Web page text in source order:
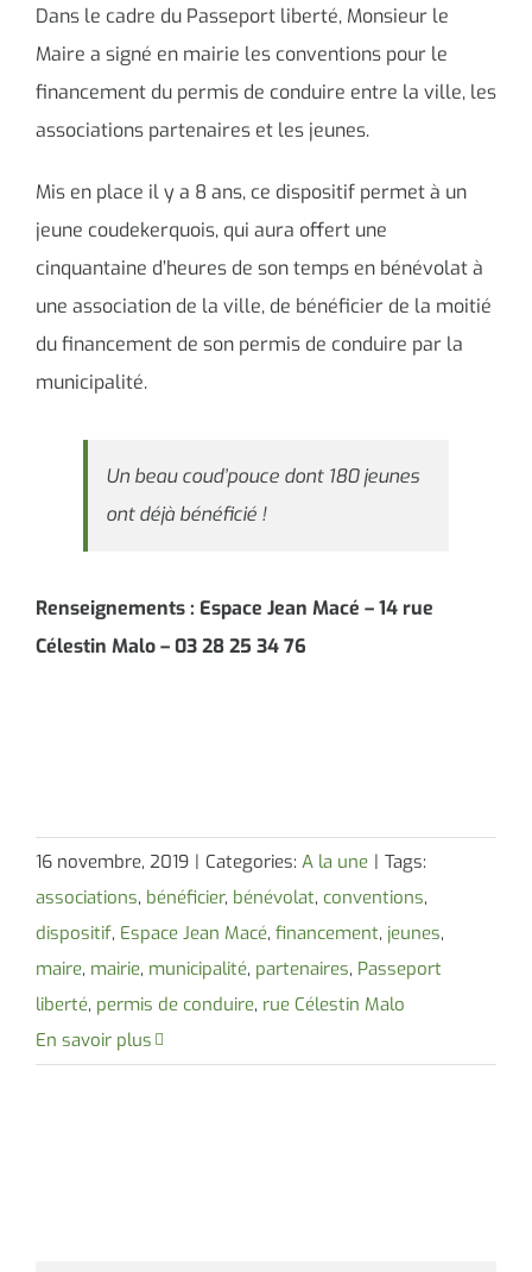
Dans le cadre du Passeport liberté, Monsieur le
Maire a signé en mairie les conventions pour le
financement du permis de conduire entre la ville, les
associations partenaires et les jeunes.
Mis en place il y a 8 ans, ce dispositif permet à un
jeune coudekerquois, qui aura offert une
cinquantaine d’heures de son temps en bénévolat à
une association de la ville, de bénéficier de la moitié
du financement de son permis de conduire par la
municipalité.
Un beau coud’pouce dont 180 jeunes
ont déjà bénéficié !
Renseignements : Espace Jean Macé – 14 rue
Célestin Malo – 03 28 25 34 76
16 novembre, 2019 | Categories: A la une | Tags:
associations, bénéficier, bénévolat, conventions,
dispositif, Espace Jean Macé, financement, jeunes,
maire, mairie, municipalité, partenaires, Passeport
liberté, permis de conduire, rue Célestin Malo
En savoir plus